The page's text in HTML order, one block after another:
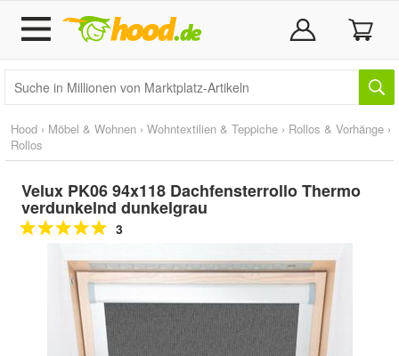
Hood › Möbel & Wohnen › Wohntextilien & Teppiche › Rollos & Vorhänge ›
Rollos
Velux PK06 94x118 Dachfensterrollo Thermo
verdunkelnd dunkelgrau
3